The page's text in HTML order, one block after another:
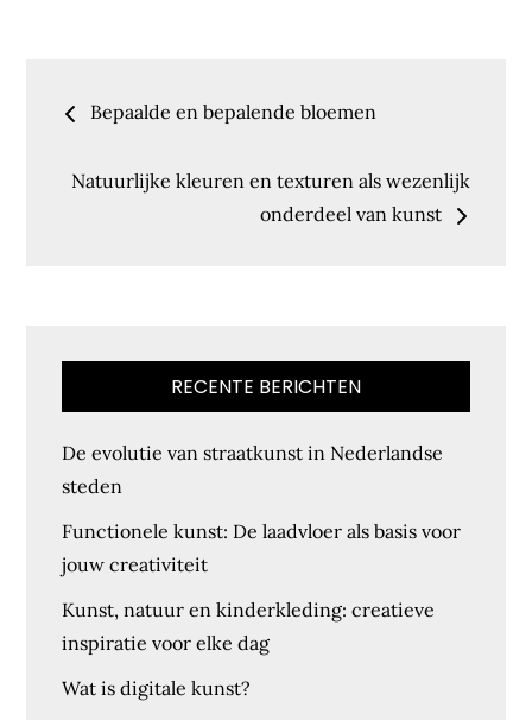
Bericht
navigatie
Bepaalde en bepalende bloemen
Natuurlijke kleuren en texturen als wezenlijk
onderdeel van kunst
RECENTE BERICHTEN
De evolutie van straatkunst in Nederlandse
steden
Functionele kunst: De laadvloer als basis voor
jouw creativiteit
Kunst, natuur en kinderkleding: creatieve
inspiratie voor elke dag
Wat is digitale kunst?